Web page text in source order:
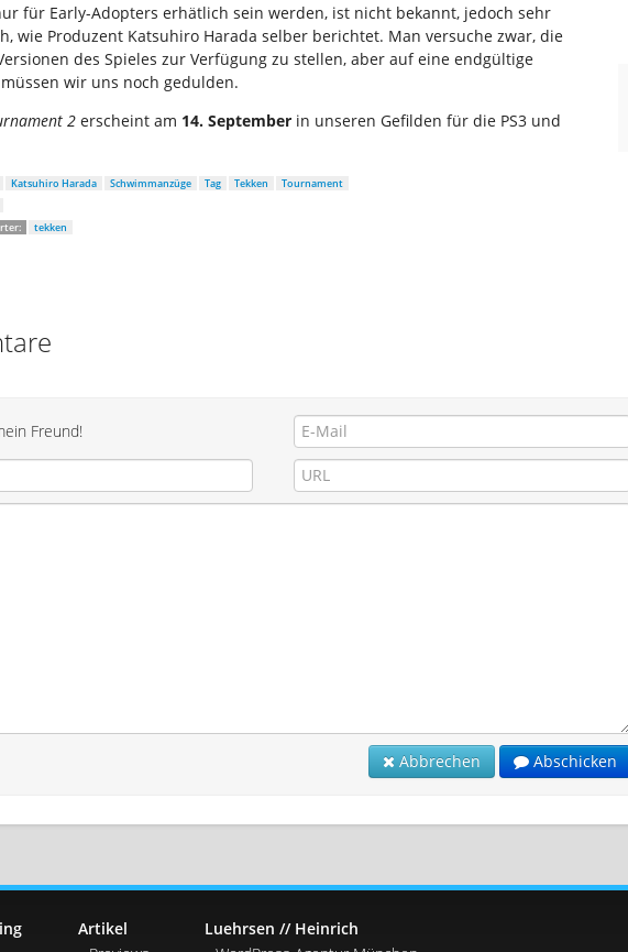
für Early-Adopters erhätlich sein werden, ist nicht bekannt, jedoch sehr
wie Produzent Katsuhiro Harada selber berichtet. Man versuche zwar, die
des Spieles zur Verfügung zu stellen, aber auf eine endgültige
wir uns noch gedulden.
2 erscheint am 14. September in unseren Gefilden für die PS3 und
Katsuhiro Harada Schwimmanzüge Tag Tekken
Tournament
tekken
Freund!
Abbrechen Abschicken
Artikel
Luehrsen // Heinrich